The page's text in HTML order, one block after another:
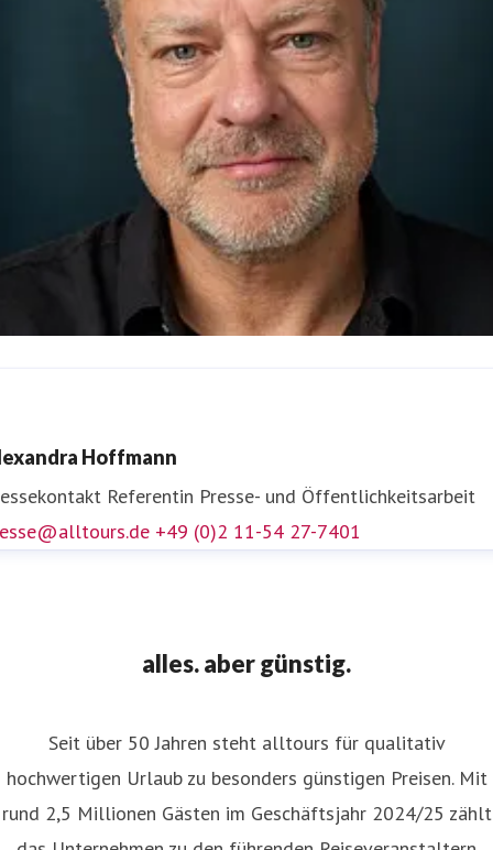
presse@alltours.de
Hoffmann
Referentin Presse- und Öffentlichkeitsarbeit
+49 (0)2 11-54 27-7401
alles. aber günstig.
Seit über 50 Jahren steht alltours für qualitativ
hochwertigen Urlaub zu besonders günstigen Preisen. Mit
rund 2,5 Millionen Gästen im Geschäftsjahr 2024/25 zählt